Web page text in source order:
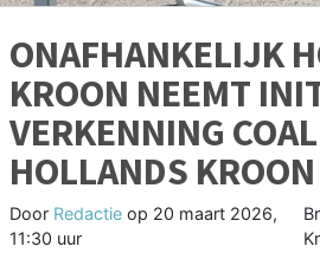
ONAFHANKELIJK
KROON NEEMT
VERKENNING
HOLLANDS KROON
Door Redactie op 20 maart 2026,
11:30 uur